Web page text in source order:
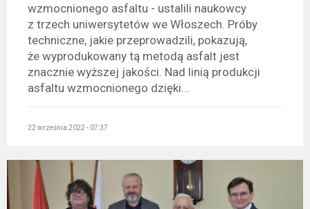
wzmocnionego asfaltu - ustalili naukowcy
z trzech uniwersytetów we Włoszech. Próby
techniczne, jakie przeprowadzili, pokazują,
że wyprodukowany tą metodą asfalt jest
znacznie wyższej jakości. Nad linią produkcji
asfaltu wzmocnionego dzięki...
22 września 2022 - 07:37